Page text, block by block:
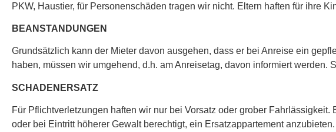
PKW, Haustier, für Personenschäden tragen wir nicht. Eltern haften für ihre
BEANSTANDUNGEN
Grundsätzlich kann der Mieter davon ausgehen, dass er bei Anreise ein
haben, müssen wir umgehend, d.h. am Anreisetag, davon informiert
SCHADENERSATZ
Für Pflichtverletzungen haften wir nur bei Vorsatz oder grober
oder bei Eintritt höherer Gewalt berechtigt, ein Ersatzappartement anzubieten.